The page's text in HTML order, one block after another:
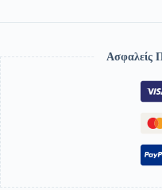
Ασφαλείς